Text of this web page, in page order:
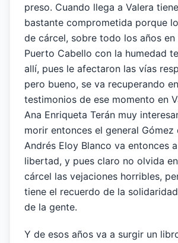
preso. Cuando llega a Valera
bastante comprometida porque
de cárcel, sobre todo los años
Puerto Cabello con la humedad
allí, pues le afectaron las vías
pero bueno, se va recuperando
testimonios de ese momento en
Ana Enriqueta Terán muy
morir entonces el general Gómez
Andrés Eloy Blanco va entonces
libertad, y pues claro no olvida
cárcel las vejaciones horribles,
tiene el recuerdo de la
de la gente.
Y de esos años va a surgir un